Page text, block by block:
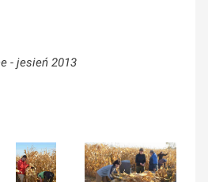
- jesień 2013